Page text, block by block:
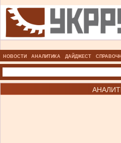
НОВОСТИ АНАЛИТИКА ДАЙДЖЕСТ